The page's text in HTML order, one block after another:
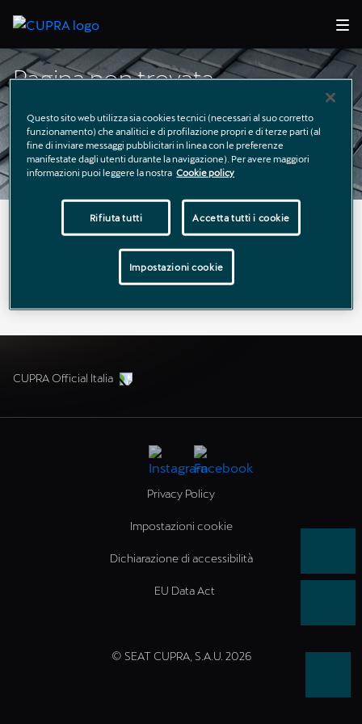
Pagina non trovata
La pagina richiesta non è stata trovata.
Puoi continuare a esplorare il sito usando il menù di
navigazione qui sopra.
CUPRA Official Italia
Privacy Policy
Impostazioni cookie
Dichiarazione di accessibilità
EU Data Act
© SEAT CUPRA, S.A.U. 2026
Questo sito web utilizza sia cookies tecnici (necessari al suo corretto
funzionamento) che analitici e di profilazione propri e di terze parti (al
fine di inviare messaggi pubblicitari in linea con le preferenze
manifestate dagli utenti durante la navigazione). Per avere maggiori
informazioni puoi leggere la nostra Cookie policy
Rifiuta tutti Accetta tutti i cookie
Impostazioni cookie